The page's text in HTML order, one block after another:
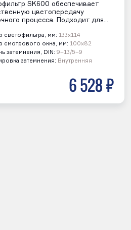
SK600 обеспечивает
цветопередачу
процесса. Подходит для…
светофильтра, мм: 133х114
смотрового окна, мм: 100х82
затемнения, DIN: 9–13/5–9
затемнения: Внутренняя
6 528 р